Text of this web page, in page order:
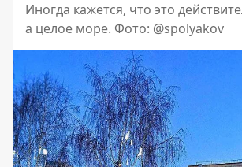
Иногда кажется, что это
а целое море. Фото: @spolyakov